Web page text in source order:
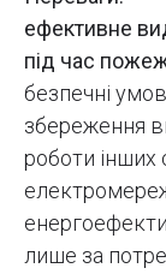
ефективне
під час
безпечні
збереження
роботи інших
лише за